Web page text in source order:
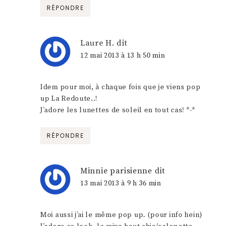
RÉPONDRE
Laure H. dit
12 mai 2013 à 13 h 50 min
Idem pour moi, à chaque fois que je viens pop
up La Redoute..!
J’adore les lunettes de soleil en tout cas! *-*
RÉPONDRE
Minnie parisienne dit
13 mai 2013 à 9 h 36 min
Moi aussi j’ai le même pop up. (pour info hein)